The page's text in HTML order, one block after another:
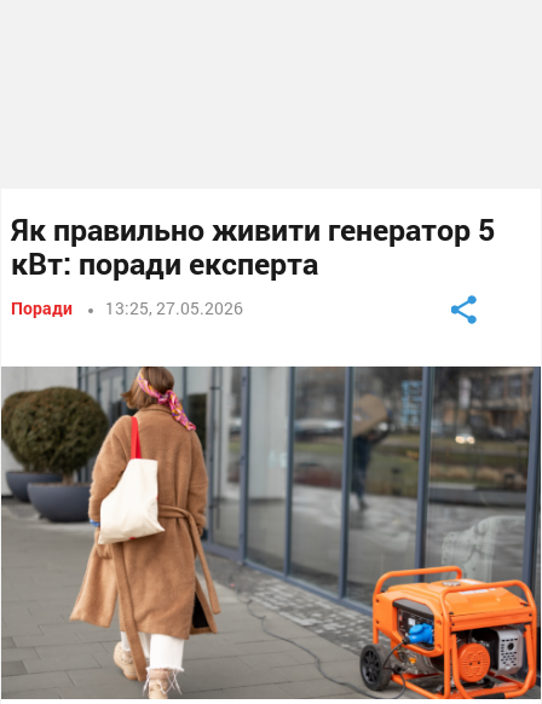
Як правильно живити генератор 5
кВт: поради експерта
Поради 13:25, 27.05.2026